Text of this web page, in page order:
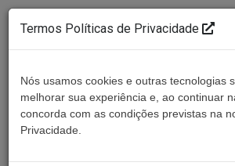
Termos Políticas de Privacidade
Nós usamos cookies e outras tecnologias
melhorar sua experiência e, ao continuar
concorda com as condições previstas na
Privacidade.